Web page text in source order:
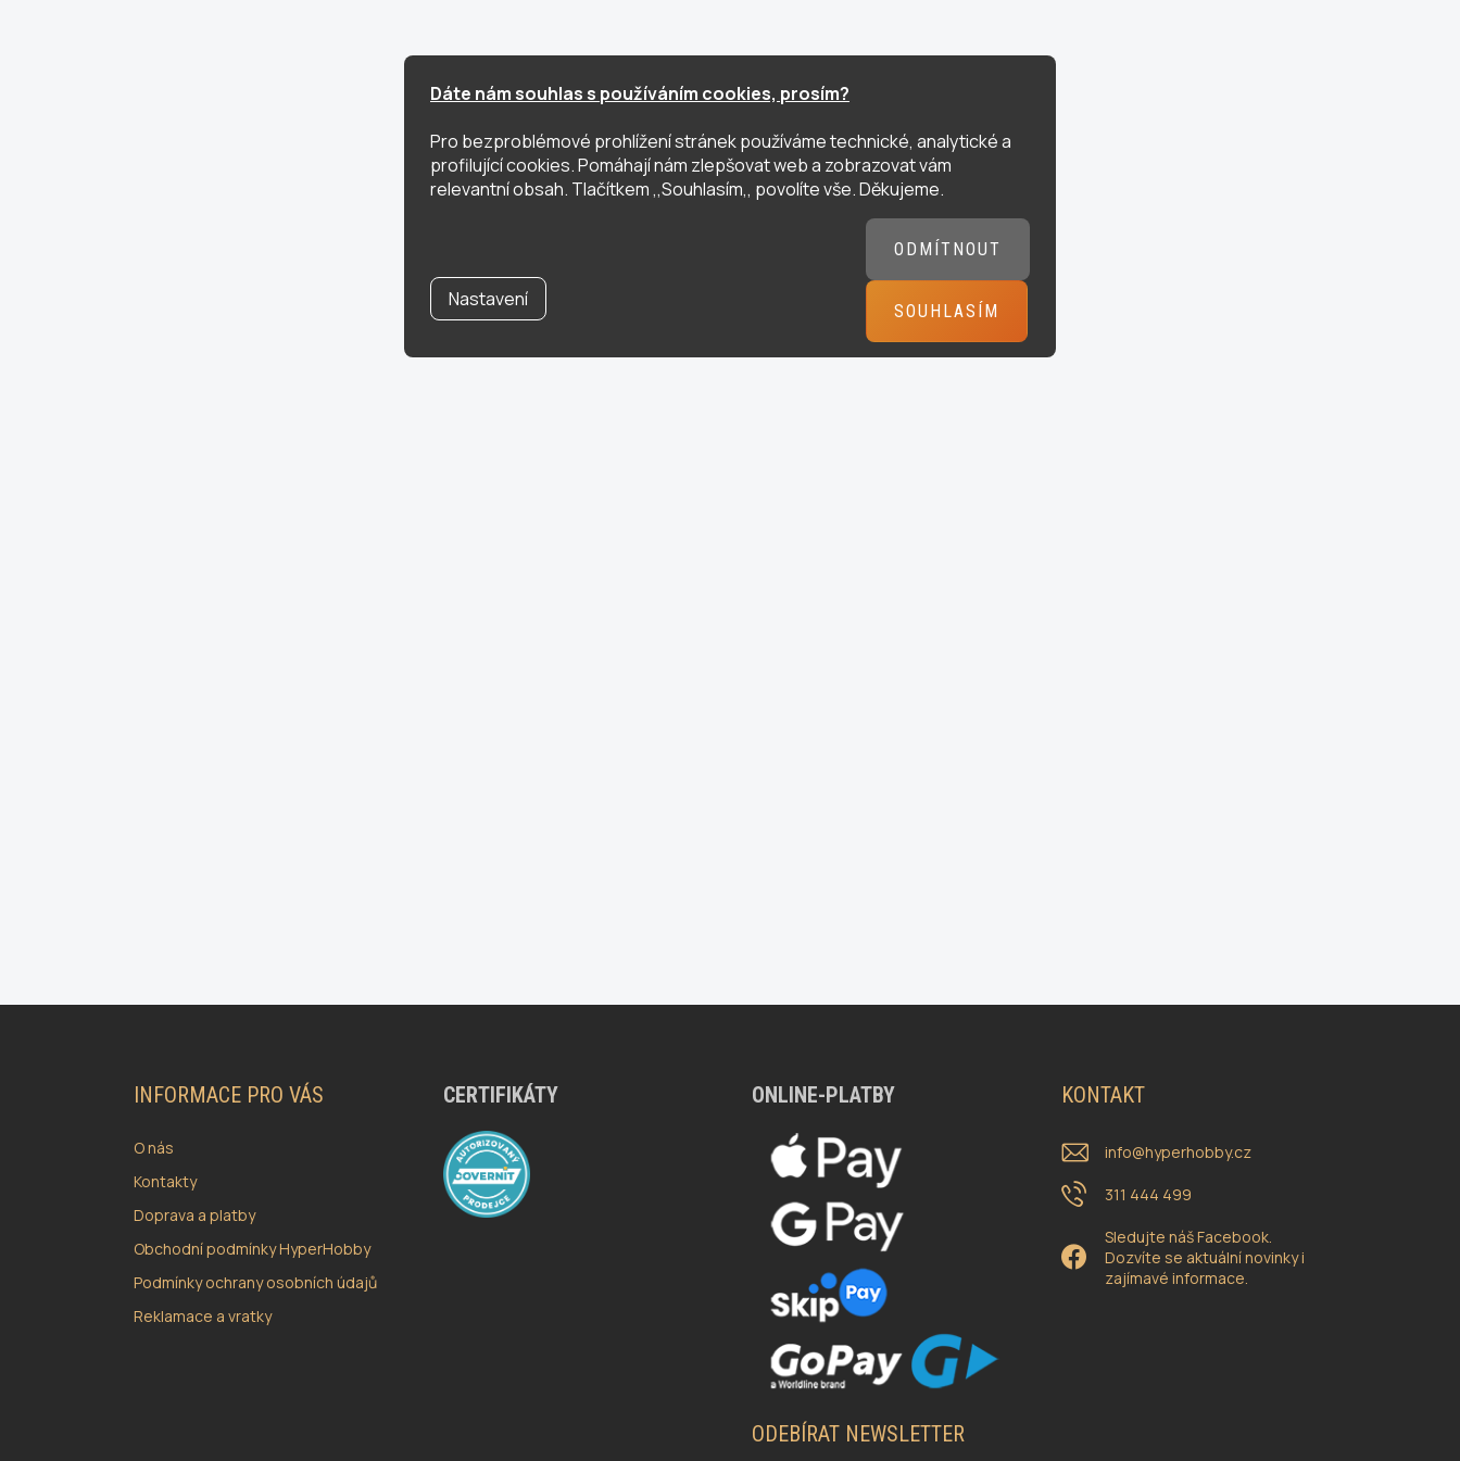
Dáte nám souhlas s používáním cookies, prosím?
Pro bezproblémové prohlížení stránek používáme technické, analytické a
profilující cookies. Pomáhají nám zlepšovat web a zobrazovat vám
relevantní obsah. Tlačítkem ,,Souhlasím,, povolíte vše. Děkujeme.
Nastavení
ODMÍTNOUT
SOUHLASÍM
INFORMACE PRO VÁS
O nás
Kontakty
Doprava a platby
Obchodní podmínky HyperHobby
Podmínky ochrany osobních údajů
Reklamace a vratky
CERTIFIKÁTY ONLINE-PLATBY KONTAKT
info@hyperhobby.cz
311 444 499
Sledujte náš Facebook.
Dozvíte se aktuální novinky i
zajímavé informace.
ODEBÍRAT NEWSLETTER